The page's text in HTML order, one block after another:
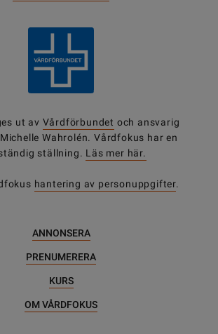
ut av Vårdförbundet och ansvarig
Wahrolén. Vårdfokus har en
ställning. Läs mer här.
hantering av personuppgifter.
ANNONSERA
PRENUMERERA
KURS
OM VÅRDFOKUS